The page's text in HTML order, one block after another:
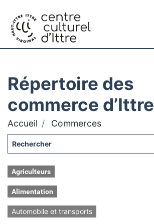
Répertoire des
commerce d’Ittre
Accueil Commerces
Agriculteurs
Alimentation
Automobile et transports